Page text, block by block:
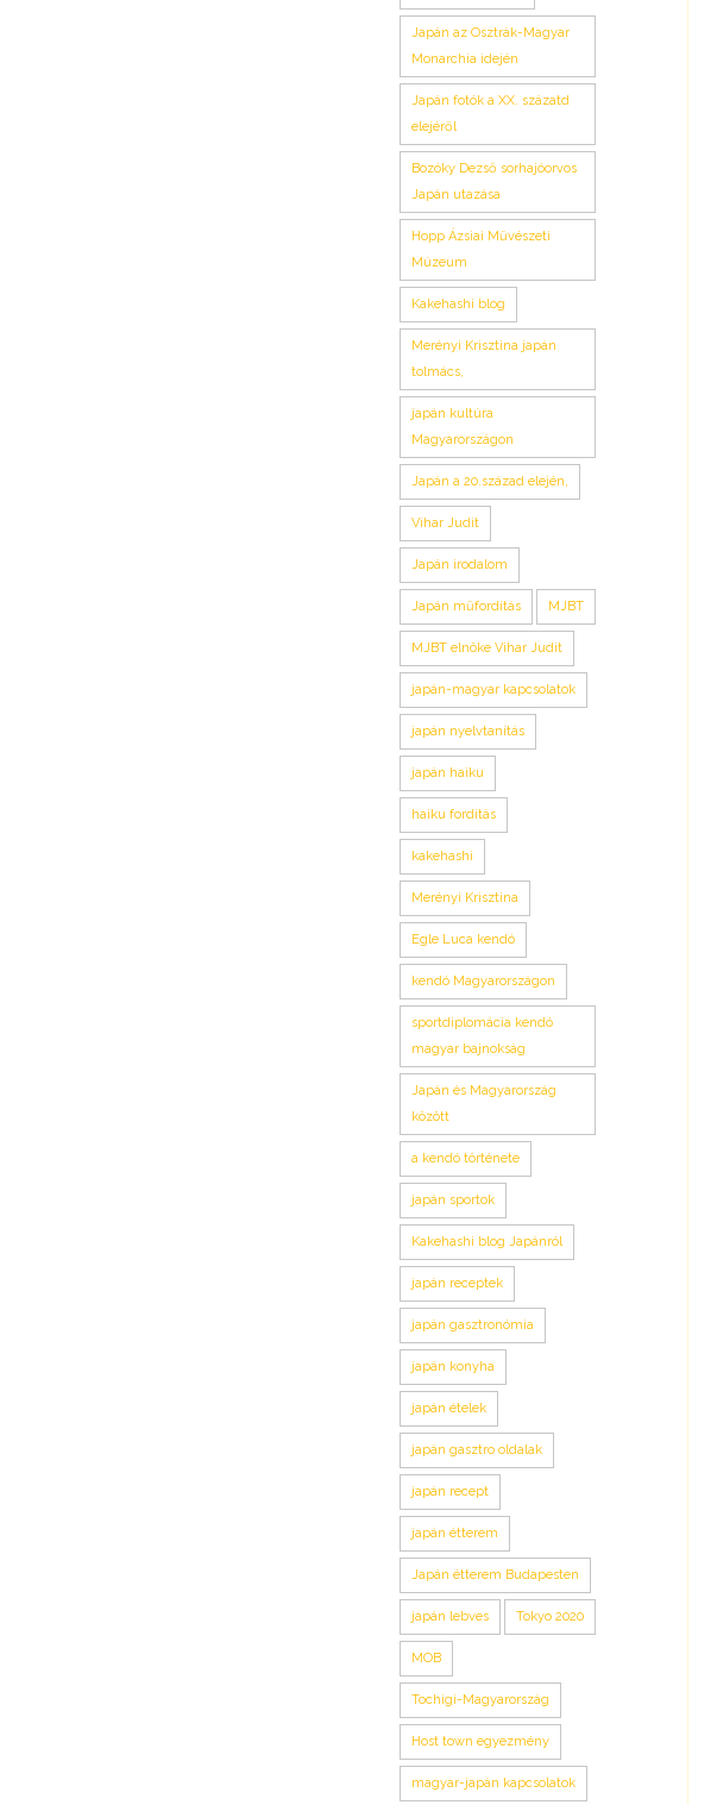
Japán az Osztrák-Magyar
Monarchia idején
Japán fotók a XX. százatd
elejéről
Bozóky Dezső sorhajóorvos
Japán utazása
Hopp Ázsiai Művészeti
Múzeum
Kakehashi blog
Merényi Krisztina japán
tolmács,
japán kultúra
Magyarországon
Japán a 20.század elején,
Vihar Judit
Japán irodalom
Japán műfordítás MJBT
MJBT elnöke Vihar Judit
japán-magyar kapcsolatok
japán nyelvtanítás
japán haiku
haiku fordítás
kakehashi
Merényi Krisztina
Egle Luca kendó
kendó Magyarországon
sportdiplomácia kendó
magyar bajnokság
Japán és Magyarország
között
a kendó története
japán sportok
Kakehashi blog Japánról
japán receptek
japán gasztronómia
japán konyha
japán ételek
japán gasztro oldalak
japán recept
japán étterem
Japán étterem Budapesten
japán lebves Tokyo 2020
MOB
Tochigi-Magyarország
Host town egyezmény
magyar-japán kapcsolatok